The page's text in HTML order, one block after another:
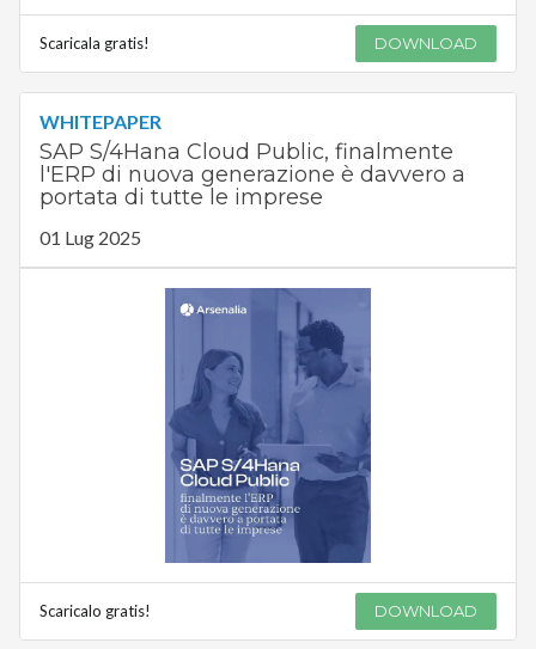
Scaricala gratis! DOWNLOAD
WHITEPAPER
SAP S/4Hana Cloud Public, finalmente
l'ERP di nuova generazione è davvero a
portata di tutte le imprese
01 Lug 2025
Scaricalo gratis! DOWNLOAD